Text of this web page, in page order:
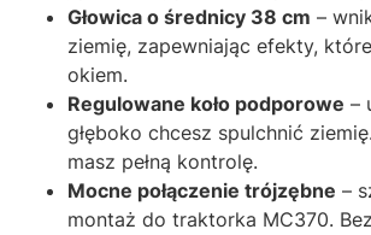
Głowica o średnicy 38 cm –
ziemię, zapewniając efekty,
okiem.
Regulowane koło podporowe –
głęboko chcesz spulchnić
masz pełną kontrolę.
Mocne połączenie trójzębne –
montaż do traktorka MC370.